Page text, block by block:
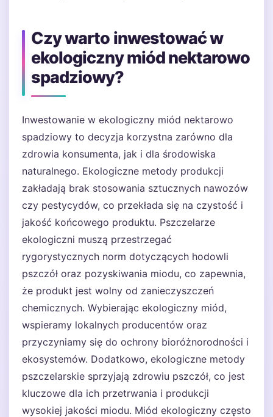
Czy warto inwestować w
ekologiczny miód nektarowo
spadziowy?
Inwestowanie w ekologiczny miód nektarowo
spadziowy to decyzja korzystna zarówno dla
zdrowia konsumenta, jak i dla środowiska
naturalnego. Ekologiczne metody produkcji
zakładają brak stosowania sztucznych nawozów
czy pestycydów, co przekłada się na czystość i
jakość końcowego produktu. Pszczelarze
ekologiczni muszą przestrzegać
rygorystycznych norm dotyczących hodowli
pszczół oraz pozyskiwania miodu, co zapewnia,
że produkt jest wolny od zanieczyszczeń
chemicznych. Wybierając ekologiczny miód,
wspieramy lokalnych producentów oraz
przyczyniamy się do ochrony bioróżnorodności i
ekosystemów. Dodatkowo, ekologiczne metody
pszczelarskie sprzyjają zdrowiu pszczół, co jest
kluczowe dla ich przetrwania i produkcji
wysokiej jakości miodu. Miód ekologiczny często